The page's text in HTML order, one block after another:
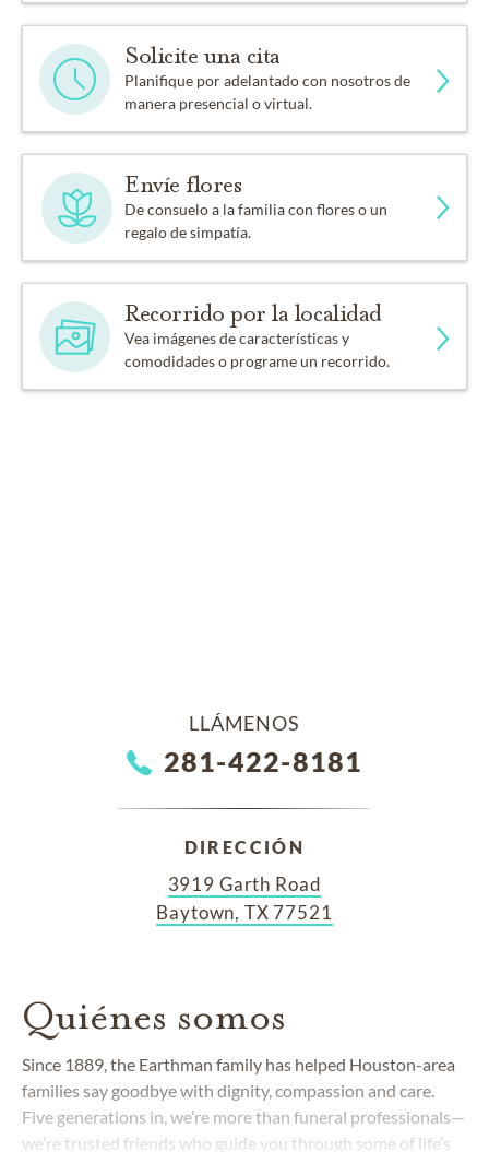
Solicite una cita
Planifique por adelantado con nosotros de
manera presencial o virtual.
Envíe flores
De consuelo a la familia con flores o un
regalo de simpatía.
Recorrido por la localidad
Vea imágenes de características y
comodidades o programe un recorrido.
LLÁMENOS
281-422-8181
DIRECCIÓN
3919 Garth Road
Baytown, TX 77521
Quiénes somos
Since 1889, the Earthman family has helped Houston-area
families say goodbye with dignity, compassion and care.
Five generations in, we’re more than funeral professionals—
we’re trusted friends who guide you through some of life’s